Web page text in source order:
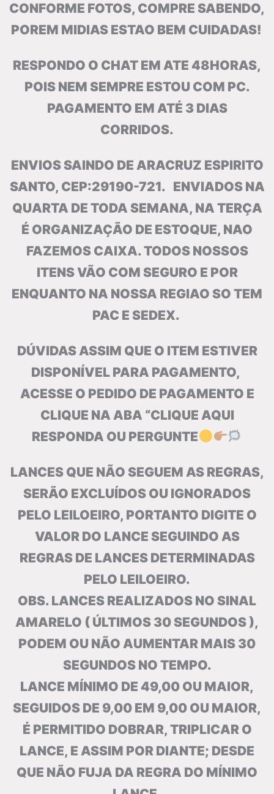
CONFORME FOTOS, COMPRE SABENDO,
POREM MIDIAS ESTAO BEM CUIDADAS!
RESPONDO O CHAT EM ATE 48HORAS,
POIS NEM SEMPRE ESTOU COM PC.
PAGAMENTO EM ATÉ 3 DIAS
CORRIDOS.
ENVIOS SAINDO DE ARACRUZ ESPIRITO
SANTO, CEP:29190-721. ENVIADOS NA
QUARTA DE TODA SEMANA, NA TERÇA
É ORGANIZAÇÃO DE ESTOQUE, NAO
FAZEMOS CAIXA. TODOS NOSSOS
ITENS VÃO COM SEGURO E POR
ENQUANTO NA NOSSA REGIAO SO TEM
PAC E SEDEX.
DÚVIDAS ASSIM QUE O ITEM ESTIVER
DISPONÍVEL PARA PAGAMENTO,
ACESSE O PEDIDO DE PAGAMENTO E
CLIQUE NA ABA “CLIQUE AQUI
RESPONDA OU PERGUNTE
LANCES QUE NÃO SEGUEM AS REGRAS,
SERÃO EXCLUÍDOS OU IGNORADOS
PELO LEILOEIRO, PORTANTO DIGITE O
VALOR DO LANCE SEGUINDO AS
REGRAS DE LANCES DETERMINADAS
PELO LEILOEIRO.
OBS. LANCES REALIZADOS NO SINAL
AMARELO ( ÚLTIMOS 30 SEGUNDOS ),
PODEM OU NÃO AUMENTAR MAIS 30
SEGUNDOS NO TEMPO.
LANCE MÍNIMO DE 49,00 OU MAIOR,
SEGUIDOS DE 9,00 EM 9,00 OU MAIOR,
É PERMITIDO DOBRAR, TRIPLICAR O
LANCE, E ASSIM POR DIANTE; DESDE
QUE NÃO FUJA DA REGRA DO MÍNIMO